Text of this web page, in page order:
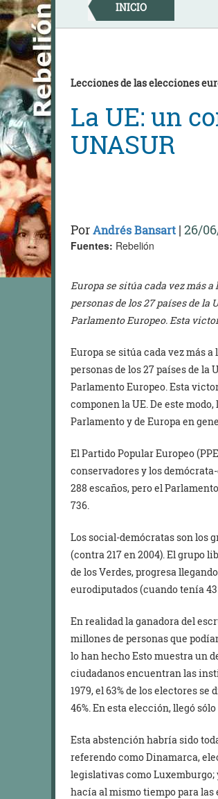
Skip
to
content
INICIO
Lecciones de las elecciones
La UE: un
UNASUR
PorAndrés Bansart | 26/
Fuentes: Rebelión
Europa se sitúa cada vez más
personas de los 27 países de
Parlamento Europeo. Esta
Europa se sitúa cada vez más
personas de los 27 países de
Parlamento Europeo. Esta
componen la UE. De este
Parlamento y de Europa en
El Partido Popular Europeo
conservadores y los
288 escaños, pero el
736.
Los social-demócratas son los
(contra 217 en 2004). El grupo
de los Verdes, progresa
eurodiputados (cuando tenía
En realidad la ganadora del
millones de personas que
lo han hecho Esto muestra un
ciudadanos encuentran las
1979, el 63% de los electores
46%. En esta elección, llegó sólo
Esta abstención habría sido
referendo como Dinamarca,
legislativas como Luxemburgo;
hacía al mismo tiempo para las